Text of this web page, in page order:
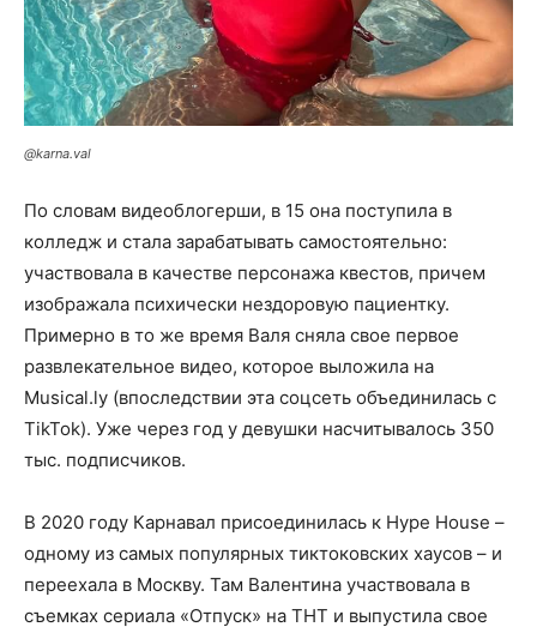
@karna.val
По словам видеоблогерши, в 15 она поступила в
колледж и стала зарабатывать самостоятельно:
участвовала в качестве персонажа квестов, причем
изображала психически нездоровую пациентку.
Примерно в то же время Валя сняла свое первое
развлекательное видео, которое выложила на
Musical.ly (впоследствии эта соцсеть объединилась с
TikTok). Уже через год у девушки насчитывалось 350
тыс. подписчиков.
В 2020 году Карнавал присоединилась к Hype House –
одному из самых популярных тиктоковских хаусов – и
переехала в Москву. Там Валентина участвовала в
съемках сериала «Отпуск» на ТНТ и выпустила свое